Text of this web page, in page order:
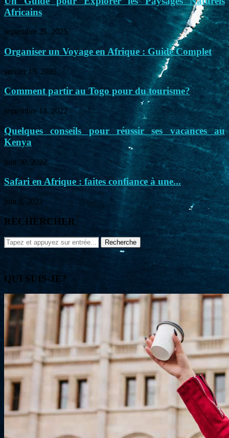
Africains
septembre 25, 2025
Organiser un Voyage en Afrique : Guide Complet
janvier 13, 2025
Comment partir au Togo pour du tourisme?
septembre 14, 2022
Quelques conseils pour réussir ses vacances au
Kenya
juin 30, 2022
Safari en Afrique : faites confiance à une...
juin 3, 2022
RECHERCHER
QUI SUIS-JE?